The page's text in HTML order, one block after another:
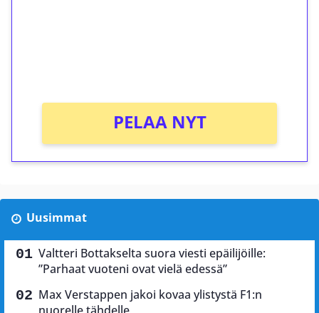
PELAA NYT
Uusimmat
Valtteri Bottakselta suora viesti epäilijöille:
”Parhaat vuoteni ovat vielä edessä”
Max Verstappen jakoi kovaa ylistystä F1:n